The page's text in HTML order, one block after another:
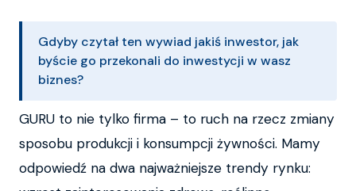
Gdyby czytał ten wywiad jakiś inwestor, jak
byście go przekonali do inwestycji w wasz
biznes?
GURU to nie tylko firma – to ruch na rzecz zmiany
sposobu produkcji i konsumpcji żywności. Mamy
odpowiedź na dwa najważniejsze trendy rynku: